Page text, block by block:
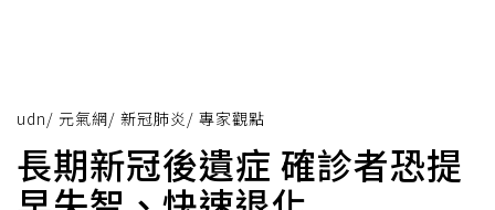
udn/ 元氣網/ 新冠肺炎 / 專家觀點
長期新冠後遺症 確診者恐提